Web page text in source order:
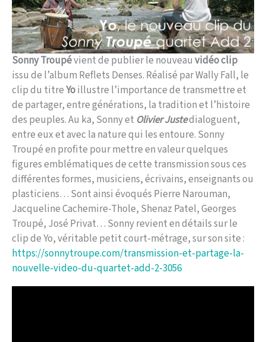
Sonny Troupévient de publier le nouveau vidéo clip
issu de l’album Reflets Denses. Réalisé par Wally Fall, le
clip du titreYoillustre l’importance de transmettre et
de partager, entre générations, la tradition et l’histoire
des peuples. Au ka, Sonny et Olivier Justedialoguent,
entre eux et avec la nature qui les entoure. Sonny
Troupé en profite pour mettre en valeur quelques
figures emblématiques de cette transmission sous ces
différentes formes, musiciens, écrivains, enseignants ou
plasticiens… Sont ainsi évoqués Pierre Narouman,
Jacqueline Cachemire-Thole, Shenaz Patel, Georges
Troupé, José Privat… Sonny revient en détails sur le
clip de Yo, véritable petit court-métrage, sur son site :
https://sonnytroupe.com/transmission-et-partage-la-
nouvelle-video-du-quartet-add-2-3056